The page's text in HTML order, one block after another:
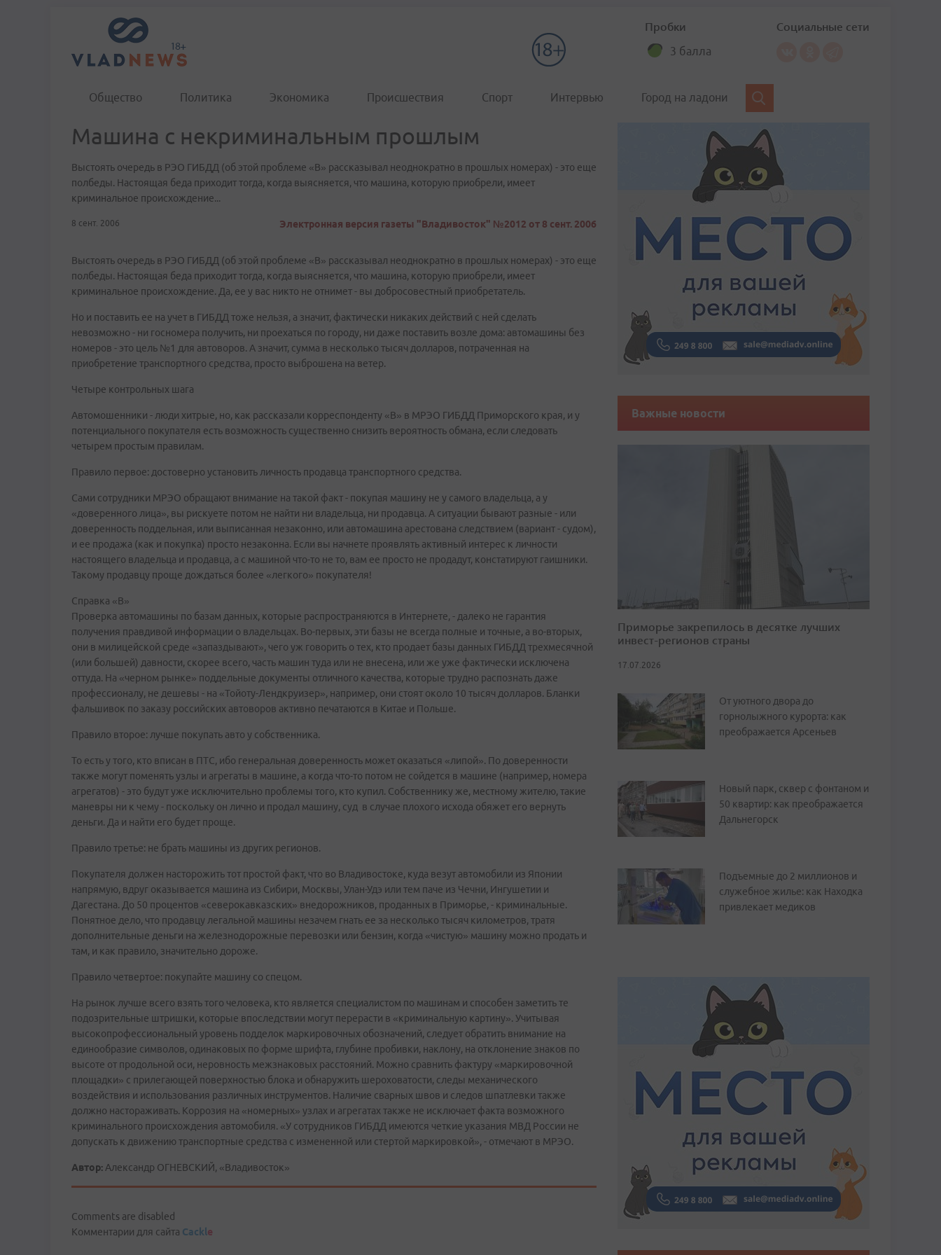
Пробки
3 балла
Социальные сети
Общество Политика Экономика Происшествия Спорт Интервью Город на ладони
Машина с некриминальным прошлым
Выстоять очередь в РЭО ГИБДД (об этой проблеме «В» рассказывал неоднократно в прошлых номерах) - это еще
полбеды. Настоящая беда приходит тогда, когда выясняется, что машина, которую приобрели, имеет
криминальное происхождение...
8 сент. 2006 Электронная версия газеты "Владивосток" №2012 от 8 сент. 2006
Выстоять очередь в РЭО ГИБДД (об этой проблеме «В» рассказывал неоднократно в прошлых номерах) - это еще
полбеды. Настоящая беда приходит тогда, когда выясняется, что машина, которую приобрели, имеет
криминальное происхождение. Да, ее у вас никто не отнимет - вы добросовестный приобретатель.
Но и поставить ее на учет в ГИБДД тоже нельзя, а значит, фактически никаких действий с ней сделать
невозможно - ни госномера получить, ни проехаться по городу, ни даже поставить возле дома: автомашины без
номеров - это цель №1 для автоворов. А значит, сумма в несколько тысяч долларов, потраченная на
приобретение транспортного средства, просто выброшена на ветер.
Четыре контрольных шага
Автомошенники - люди хитрые, но, как рассказали корреспонденту «В» в МРЭО ГИБДД Приморского края, и у
потенциального покупателя есть возможность существенно снизить вероятность обмана, если следовать
четырем простым правилам.
Правило первое: достоверно установить личность продавца транспортного средства.
Сами сотрудники МРЭО обращают внимание на такой факт - покупая машину не у самого владельца, а у
«доверенного лица», вы рискуете потом не найти ни владельца, ни продавца. А ситуации бывают разные - или
доверенность поддельная, или выписанная незаконно, или автомашина арестована следствием (вариант - судом),
и ее продажа (как и покупка) просто незаконна. Если вы начнете проявлять активный интерес к личности
настоящего владельца и продавца, а с машиной что-то не то, вам ее просто не продадут, констатируют гаишники.
Такому продавцу проще дождаться более «легкого» покупателя!
Справка «В»
Проверка автомашины по базам данных, которые распространяются в Интернете, - далеко не гарантия
получения правдивой информации о владельцах. Во-первых, эти базы не всегда полные и точные, а во-вторых,
они в милицейской среде «запаздывают», чего уж говорить о тех, кто продает базы данных ГИБДД трехмесячной
(или большей) давности, скорее всего, часть машин туда или не внесена, или же уже фактически исключена
оттуда. На «черном рынке» поддельные документы отличного качества, которые трудно распознать даже
профессионалу, не дешевы - на «Тойоту-Лендкруизер», например, они стоят около 10 тысяч долларов. Бланки
фальшивок по заказу российских автоворов активно печатаются в Китае и Польше.
Правило второе: лучше покупать авто у собственника.
То есть у того, кто вписан в ПТС, ибо генеральная доверенность может оказаться «липой». По доверенности
также могут поменять узлы и агрегаты в машине, а когда что-то потом не сойдется в машине (например, номера
агрегатов) - это будут уже исключительно проблемы того, кто купил. Собственнику же, местному жителю, такие
маневры ни к чему - поскольку он лично и продал машину, суд в случае плохого исхода обяжет его вернуть
деньги. Да и найти его будет проще.
Правило третье: не брать машины из других регионов.
Покупателя должен насторожить тот простой факт, что во Владивостоке, куда везут автомобили из Японии
напрямую, вдруг оказывается машина из Сибири, Москвы, Улан-Удэ или тем паче из Чечни, Ингушетии и
Дагестана. До 50 процентов «северокавказских» внедорожников, проданных в Приморье, - криминальные.
Понятное дело, что продавцу легальной машины незачем гнать ее за несколько тысяч километров, тратя
дополнительные деньги на железнодорожные перевозки или бензин, когда «чистую» машину можно продать и
там, и как правило, значительно дороже.
Правило четвертое: покупайте машину со спецом.
На рынок лучше всего взять того человека, кто является специалистом по машинам и способен заметить те
подозрительные штришки, которые впоследствии могут перерасти в «криминальную картину». Учитывая
высокопрофессиональный уровень подделок маркировочных обозначений, следует обратить внимание на
единообразие символов, одинаковых по форме шрифта, глубине пробивки, наклону, на отклонение знаков по
высоте от продольной оси, неровность межзнаковых расстояний. Можно сравнить фактуру «маркировочной
площадки» с прилегающей поверхностью блока и обнаружить шероховатости, следы механического
воздействия и использования различных инструментов. Наличие сварных швов и следов шпатлевки также
должно настораживать. Коррозия на «номерных» узлах и агрегатах также не исключает факта возможного
криминального происхождения автомобиля. «У сотрудников ГИБДД имеются четкие указания МВД России не
допускать к движению транспортные средства с измененной или стертой маркировкой», - отмечают в МРЭО.
Автор: Александр ОГНЕВСКИЙ, «Владивосток»
Comments are disabled
Комментарии для сайта Cackle
Важные новости
Приморье закрепилось в десятке лучших
инвест-регионов страны
17.07.2026
От уютного двора до
горнолыжного курорта: как
преображается Арсеньев
Новый парк, сквер с фонтаном и
50 квартир: как преображается
Дальнегорск
Подъемные до 2 миллионов и
служебное жилье: как Находка
привлекает медиков